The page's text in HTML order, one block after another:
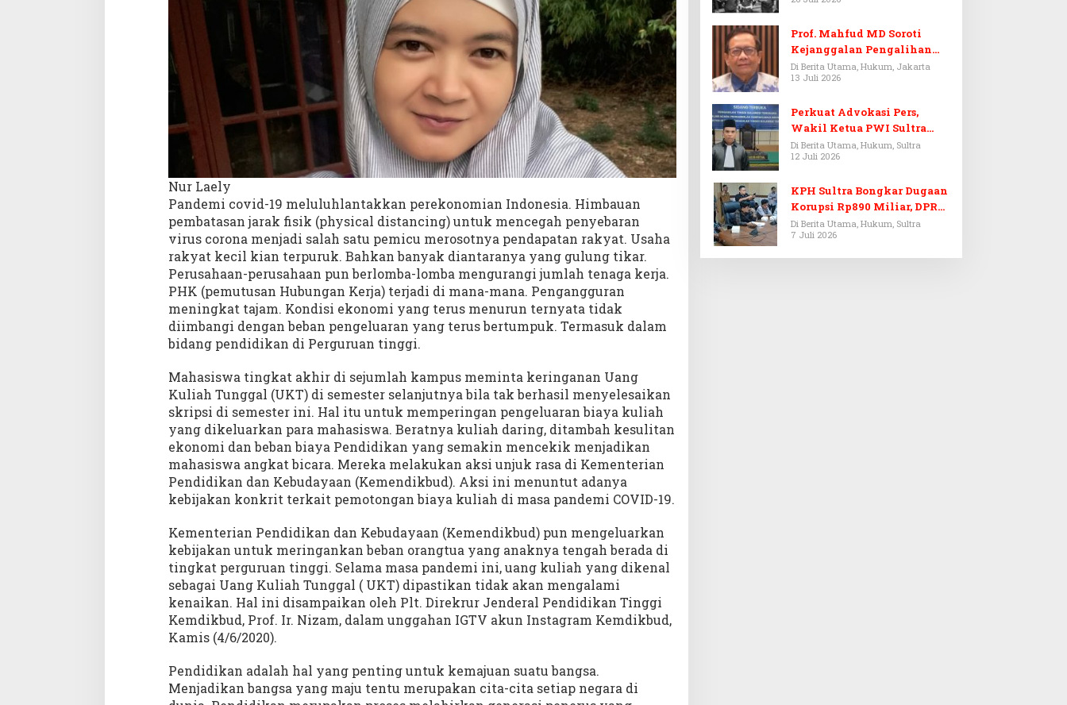
Nur Laely
Pandemi covid-19 meluluhlantakkan perekonomian Indonesia. Himbauan
pembatasan jarak fisik (physical distancing) untuk mencegah penyebaran
virus corona menjadi salah satu pemicu merosotnya pendapatan rakyat. Usaha
rakyat kecil kian terpuruk. Bahkan banyak diantaranya yang gulung tikar.
Perusahaan-perusahaan pun berlomba-lomba mengurangi jumlah tenaga kerja.
PHK (pemutusan Hubungan Kerja) terjadi di mana-mana. Pengangguran
meningkat tajam. Kondisi ekonomi yang terus menurun ternyata tidak
diimbangi dengan beban pengeluaran yang terus bertumpuk. Termasuk dalam
bidang pendidikan di Perguruan tinggi.
Mahasiswa tingkat akhir di sejumlah kampus meminta keringanan Uang
Kuliah Tunggal (UKT) di semester selanjutnya bila tak berhasil menyelesaikan
skripsi di semester ini. Hal itu untuk memperingan pengeluaran biaya kuliah
yang dikeluarkan para mahasiswa. Beratnya kuliah daring, ditambah kesulitan
ekonomi dan beban biaya Pendidikan yang semakin mencekik menjadikan
mahasiswa angkat bicara. Mereka melakukan aksi unjuk rasa di Kementerian
Pendidikan dan Kebudayaan (Kemendikbud). Aksi ini menuntut adanya
kebijakan konkrit terkait pemotongan biaya kuliah di masa pandemi COVID-19.
Kementerian Pendidikan dan Kebudayaan (Kemendikbud) pun mengeluarkan
kebijakan untuk meringankan beban orangtua yang anaknya tengah berada di
tingkat perguruan tinggi. Selama masa pandemi ini, uang kuliah yang dikenal
sebagai Uang Kuliah Tunggal ( UKT) dipastikan tidak akan mengalami
kenaikan. Hal ini disampaikan oleh Plt. Direkrur Jenderal Pendidikan Tinggi
Kemdikbud, Prof. Ir. Nizam, dalam unggahan IGTV akun Instagram Kemdikbud,
Kamis (4/6/2020).
Pendidikan adalah hal yang penting untuk kemajuan suatu bangsa.
Menjadikan bangsa yang maju tentu merupakan cita-cita setiap negara di
Prof. Mahfud MD Soroti
Kejanggalan Pengalihan
Penyelidikan Tersangka
Febrie Adriansyah
Di Berita Utama, Hukum, Jakarta
13 Juli 2026
Perkuat Advokasi Pers,
Wakil Ketua PWI Sultra
Resmi Dilantik Menjadi
Advokat PERADI
Di Berita Utama, Hukum, Sultra
12 Juli 2026
KPH Sultra Bongkar Dugaan
Korupsi Rp890 Miliar, DPRD
Sultra Gelar RDP
Di Berita Utama, Hukum, Sultra
7 Juli 2026